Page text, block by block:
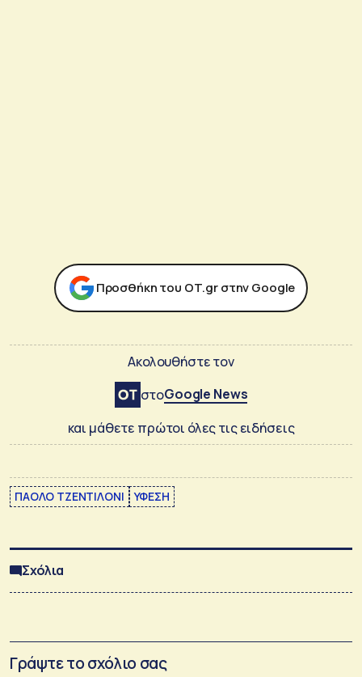
Προσθήκη του ΟΤ.gr στην Google
Ακολουθήστε τον
στοGoogle News
και μάθετε πρώτοι όλες τις ειδήσεις
ΠΑΟΛΟ ΤΖΕΝΤΙΛΟΝΙ ΥΦΕΣΗ
Σχόλια
Γράψτε το σχόλιο σας